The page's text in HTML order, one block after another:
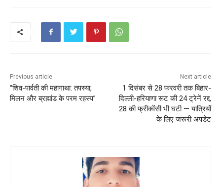
p
Previous article
“शिव-पार्वती की महागाथा: तपस्या,
मिलन और ब्रह्मांड के परम रहस्य”
Next article
1 दिसंबर से 28 फरवरी तक बिहार-
दिल्ली-हरियाणा रूट की 24 ट्रेनें रद्द,
28 की फ्रीक्वेंसी भी घटी — यात्रियों
के लिए जरूरी अपडेट